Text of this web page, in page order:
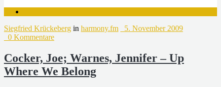
Siegfried Krückeberg in harmony.fm
5. November 2009
0 Kommentare
Cocker, Joe; Warnes, Jennifer – Up
Where We Belong